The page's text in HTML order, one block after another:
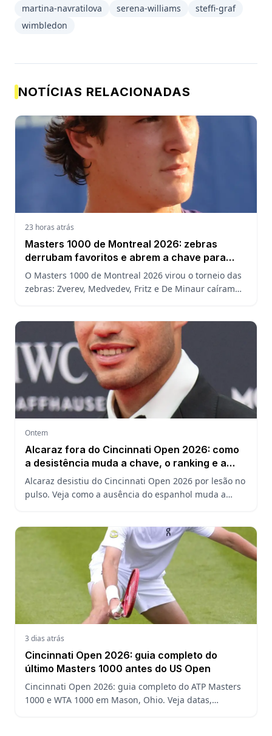
martina-navratilova
serena-williams
steffi-graf
wimbledon
NOTÍCIAS RELACIONADAS
23 horas atrás
Masters 1000 de Montreal 2026: zebras
derrubam favoritos e abrem a chave para
João Fonseca
O Masters 1000 de Montreal 2026 virou o torneio das
zebras: Zverev, Medvedev, Fritz e De Minaur caíram
Ontem
Alcaraz fora do Cincinnati Open 2026: como
a desistência muda a chave, o ranking e a
defesa do US Open
Alcaraz desistiu do Cincinnati Open 2026 por lesão no
pulso. Veja como a ausência do espanhol muda a
3 dias atrás
Cincinnati Open 2026: guia completo do
último Masters 1000 antes do US Open
Cincinnati Open 2026: guia completo do ATP Masters
1000 e WTA 1000 em Mason, Ohio. Veja datas,